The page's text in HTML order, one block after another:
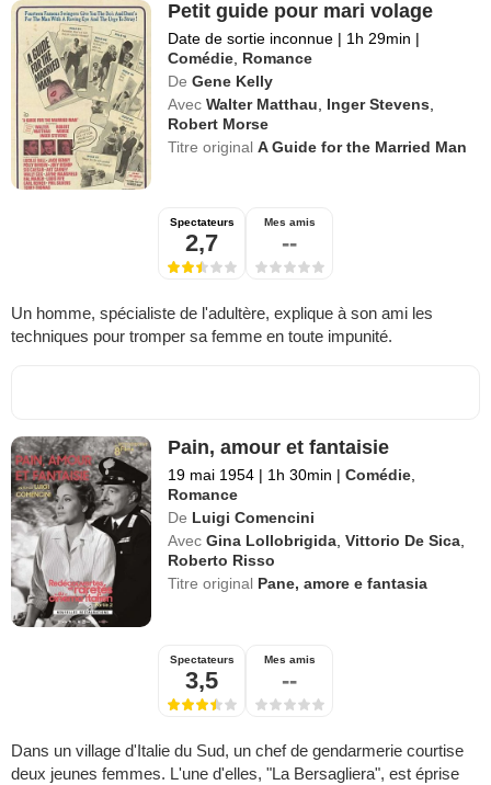
Petit guide pour mari volage
Date de sortie inconnue | 1h 29min |
Comédie Romance
De Gene Kelly
Avec Walter Matthau Inger Stevens
Robert Morse
Titre originalA Guide for the Married Man
Spectateurs
2,7
Mes amis
--
Un homme, spécialiste de l'adultère, explique à son ami les
techniques pour tromper sa femme en toute impunité.
Pain, amour et fantaisie
19 mai 1954 | 1h 30min | Comédie,
Romance
De Luigi Comencini
Avec Gina Lollobrigida,Vittorio De Sica,
Roberto Risso
Titre original Pane, amore e fantasia
Spectateurs
3,5
Mes amis
--
Dans un village d'Italie du Sud, un chef de gendarmerie courtise
deux jeunes femmes. L'une d'elles, "La Bersagliera", est éprise